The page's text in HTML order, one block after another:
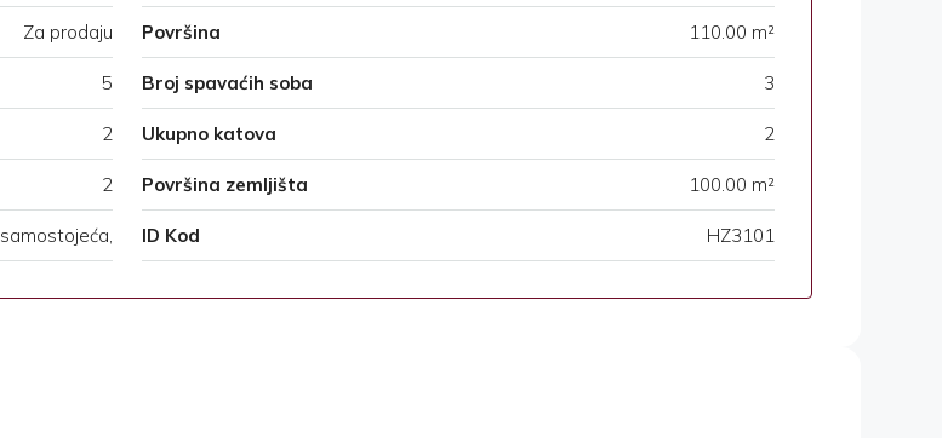
Za prodaju Površina 110.00 m²
5 Broj spavaćih soba 3
2 Ukupno katova 2
2 Površina zemljišta 100.00 m²
samostojeća, ID Kod HZ3101